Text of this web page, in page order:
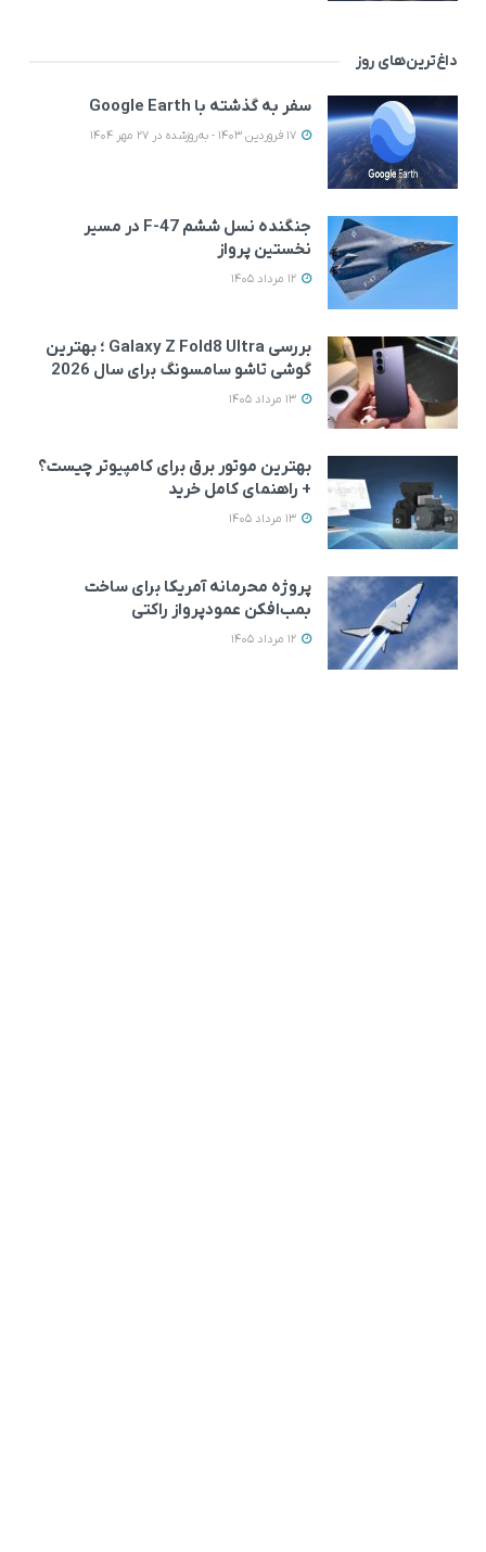
داغ‌ترین‌های روز
سفر به گذشته با Google Earth
جنگنده نسل ششم F-47 در مسیر
نخستین پرواز
بررسی Galaxy Z Fold8 Ultra ؛ بهترین
گوشی تاشو سامسونگ برای سال 2026
بهترین موتور برق برای کامپیوتر چیست؟
+ راهنمای کامل خرید
پروژه محرمانه آمریکا برای ساخت
بمب‌افکن عمودپرواز راکتی